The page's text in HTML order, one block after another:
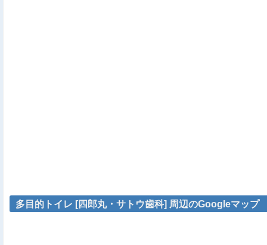
多目的トイレ [四郎丸・サトウ歯科] 周辺のGoogleマップ